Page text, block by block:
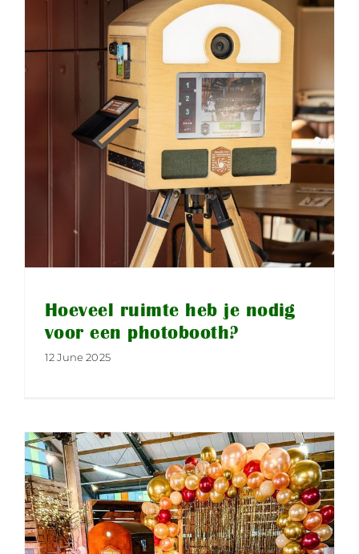
Hoeveel ruimte heb je nodig
voor een photobooth?
12 June 2025